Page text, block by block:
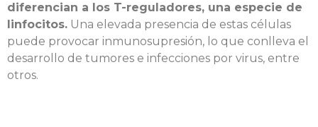
diferencian a los T-reguladores, una especie de
linfocitos. Una elevada presencia de estas células
puede provocar inmunosupresión, lo que conlleva el
desarrollo de tumores e infecciones por virus, entre
otros.